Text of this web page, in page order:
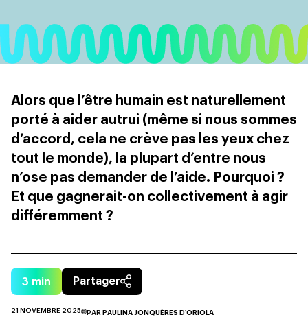
Alors que l’être humain est naturellement
porté à aider autrui (même si nous sommes
d’accord, cela ne crève pas les yeux chez
tout le monde), la plupart d’entre nous
n’ose pas demander de l’aide. Pourquoi ?
Et que gagnerait-on collectivement à agir
différemment ?
3 min Partager
21 NOVEMBRE 2025 PAR PAULINA JONQUÈRES D'ORIOLA